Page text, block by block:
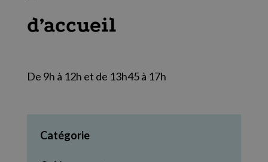
d’accueil
De 9h à 12h et de 13h45 à 17h
Catégorie